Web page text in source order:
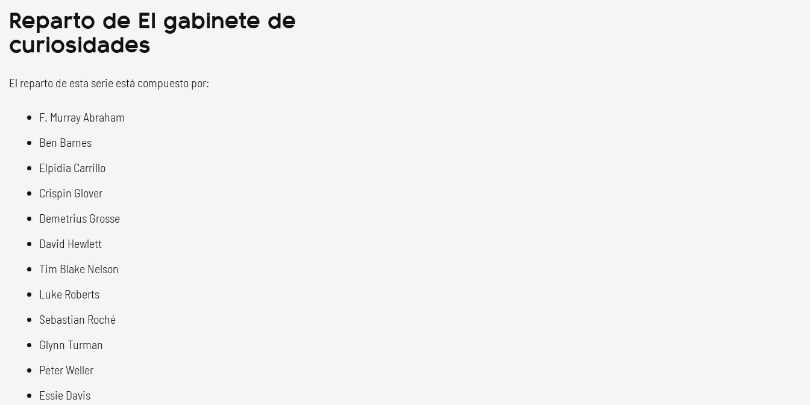
Reparto de El gabinete de
curiosidades
El reparto de esta serie está compuesto por:
F. Murray Abraham
Ben Barnes
Elpidia Carrillo
Crispin Glover
Demetrius Grosse
David Hewlett
Tim Blake Nelson
Luke Roberts
Sebastian Roché
Glynn Turman
Peter Weller
Essie Davis